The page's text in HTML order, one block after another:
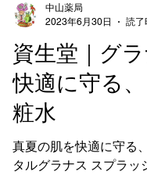
資生堂｜グ
快適に守る
粧水
真夏の肌を快適に守る、ミ
タルグラナス スプラ
中山薬局
2023年6月30日
読了